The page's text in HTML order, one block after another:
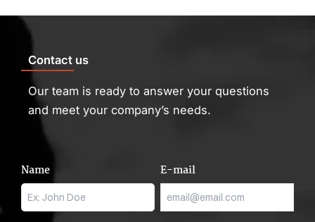
Contact us
Our team is ready to answer your questions
and meet your company’s needs.
Name E-mail